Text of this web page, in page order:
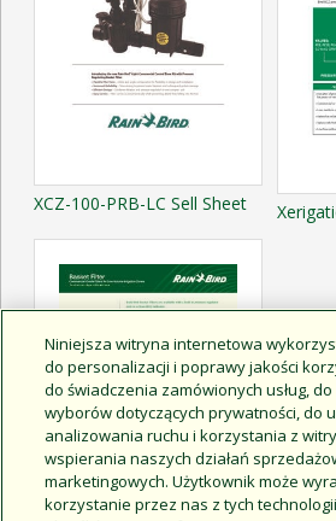
XCZ-100-PRB-LC Sell Sheet
Niniejsza witryna internetowa
do personalizacji i poprawy jakości
do świadczenia zamówionych usług,
wyborów dotyczących prywatności, do
analizowania ruchu i korzystania z
wspierania naszych działań
marketingowych. Użytkownik może
korzystanie przez nas z tych